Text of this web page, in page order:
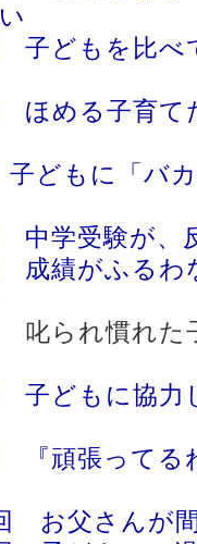
子どもを比べ
ほめる子育て
どもに「バ
中学受験が、
成績がふるわ
られ慣れた
子どもに協力
『頑張ってる
お父さんが